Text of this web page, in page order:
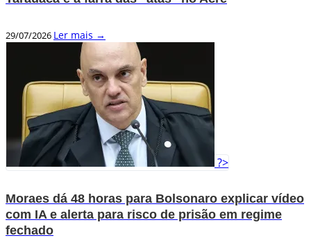
29/07/2026 Ler mais →
?>
Moraes dá 48 horas para Bolsonaro explicar vídeo
com IA e alerta para risco de prisão em regime
fechado